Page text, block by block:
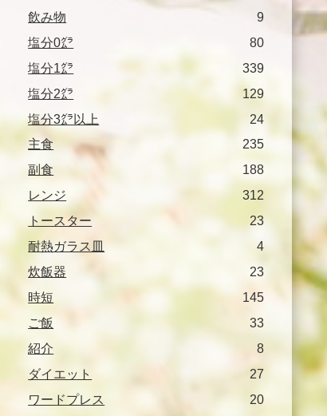
飲み物
9
塩分0㌘
80
塩分1㌘
339
塩分2㌘
129
塩分3㌘以上
24
主食
235
副食
188
レンジ
312
トースター
23
耐熱ガラス皿
4
炊飯器
23
時短
145
ご飯
33
紹介
8
ダイエット
27
ワードプレス
20